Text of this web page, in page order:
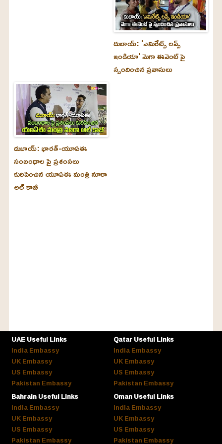
దుబాయ్‌: 'ఎమిరేట్స్ లవ్స్
ఇండియా' మెగా ఈవెంట్ పై
స్పందించిన ప్రవాసులు
దుబాయ్‌: భారత్-యూఏఈ
సంబంధాల పై ప్రశంసలు
కురిపించిన యూఏఈ మంత్రి నూరా
అల్‌ కాబీ
UAE Useful Links
India Embassy
UK Embassy
US Embassy
Pakistan Embassy
Qatar Useful Links
India Embassy
UK Embassy
US Embassy
Pakistan Embassy
Bahrain Useful Links
India Embassy
UK Embassy
US Embassy
Pakistan Embassy
Oman Useful Links
India Embassy
UK Embassy
US Embassy
Pakistan Embassy